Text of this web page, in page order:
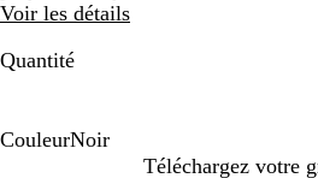
les
touches
fléchées
défiler
Voir les détails
Quantité
CouleurNoir
Téléchargez votre